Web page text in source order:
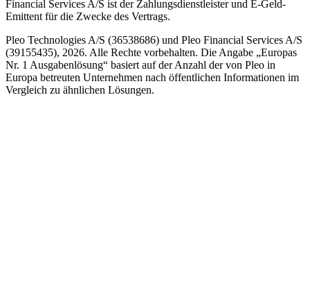
Financial Services A/S ist der Zahlungsdienstleister und E-Geld-
Emittent für die Zwecke des Vertrags.
Pleo Technologies A/S (36538686) und Pleo Financial Services A/S
(39155435), 2026. Alle Rechte vorbehalten. Die Angabe „Europas
Nr. 1 Ausgabenlösung“ basiert auf der Anzahl der von Pleo in
Europa betreuten Unternehmen nach öffentlichen Informationen im
Vergleich zu ähnlichen Lösungen.